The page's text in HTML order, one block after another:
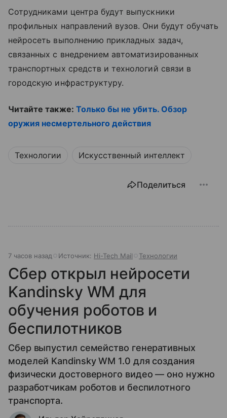
Сотрудниками центра будут выпускники
профильных направлений вузов. Они будут обучать
нейросеть выполнению прикладных задач,
связанных с внедрением автоматизированных
транспортных средств и технологий связи в
городскую инфраструктуру.
Читайте также: Только бы не убить. Обзор
оружия несмертельного действия
Технологии Искусственный интеллект
Поделиться
7 часов назад Источник: Hi-Tech Mail Технологии
Сбер открыл нейросети
Kandinsky WM для
обучения роботов и
беспилотников
Сбер выпустил семейство генеративных
моделей Kandinsky WM 1.0 для создания
физически достоверного видео — оно нужно
разработчикам роботов и беспилотного
транспорта.